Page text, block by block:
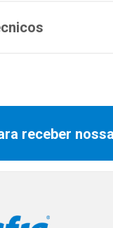
receber